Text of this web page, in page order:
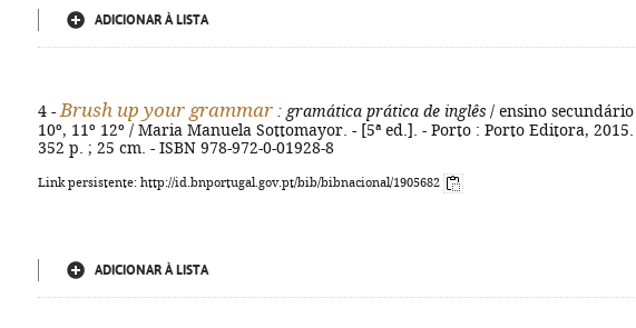
ADICIONAR À LISTA
4 - Brush up your grammar : gramática prática de inglês / ensino secundário
10º, 11º 12º / Maria Manuela Sottomayor. - [5ª ed.]. - Porto : Porto Editora, 2015.
352 p. ; 25 cm. - ISBN 978-972-0-01928-8
Link persistente: http://id.bnportugal.gov.pt/bib/bibnacional/1905682
ADICIONAR À LISTA